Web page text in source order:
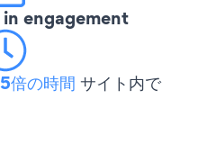
in engagement
倍の時間 サイト内で